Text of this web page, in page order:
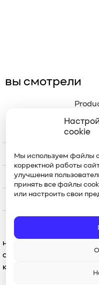
cookie
Мы используем файлы
корректной работы
улучшения
принять все файлы
или настроить свои
вы смотрели
каталог
контакты
наш магазин
спортивной и
которая подчеркнет